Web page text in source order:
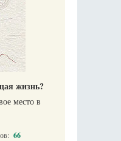
жизнь?
место в
66